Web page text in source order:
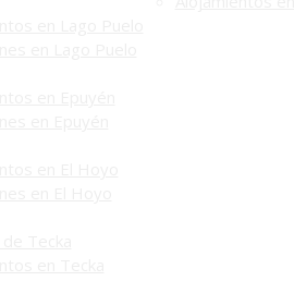
en Lago Puelo
en Lago Puelo
en Epuyén
en Epuyén
en El Hoyo
en El Hoyo
Tecka
en Tecka